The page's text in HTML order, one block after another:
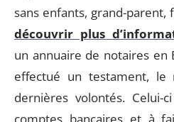
sans enfants, grand-
découvrir plus
un annuaire de notaires en
effectué un testament, le
dernières volontés.
comptes bancaires et à